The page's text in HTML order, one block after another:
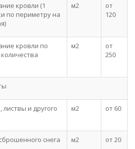
кровли (1
по периметру на
м2
от
120
кровли по
м2
от
250
и другого
м2 от 60
снега м2 от 20